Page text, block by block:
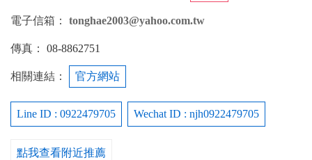
電子信箱： tonghae2003@yahoo.com.tw
傳真： 08-8862751
相關連結： 官方網站
Line ID : 0922479705 Wechat ID : njh0922479705
點我查看附近推薦